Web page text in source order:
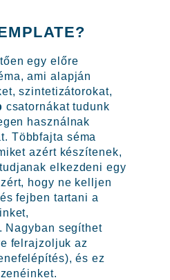
egy előre
ami alapján
szintetizátorokat,
csatornákat tudunk
használnak
Többfajta séma
azért készítenek,
elkezdeni egy
hogy ne kelljen
fejben tartani a
Nagyban segíthet
felrajzoljuk az
és ez